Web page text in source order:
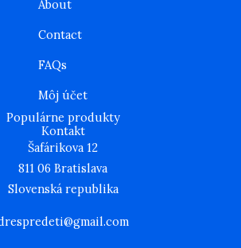
About
Contact
FAQs
Môj účet
Populárne produkty
Kontakt
Šafárikova 12
811 06 Bratislava
Slovenská republika